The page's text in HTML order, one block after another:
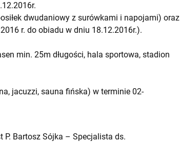
dwudaniowy z surówkami i napojami) oraz
r. do obiadu w dniu 18.12.2016r.).
min. 25m długości, hala sportowa, stadion
jacuzzi, sauna fińska) w terminie 02-
Bartosz Sójka – Specjalista ds.